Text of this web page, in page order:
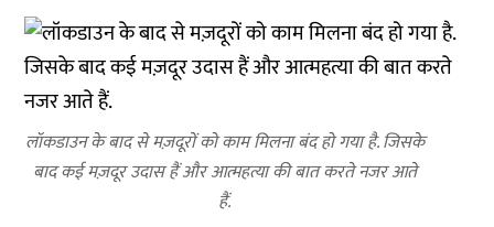
लॉकडाउन के बाद से मज़दूरों को काम मिलना बंद हो गया है. जिसके
बाद कई मज़दूर उदास हैं और आत्महत्या की बात करते नजर आते
हैं.